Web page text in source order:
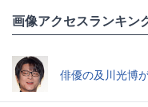
画像アクセスランキン
俳優の及川光博